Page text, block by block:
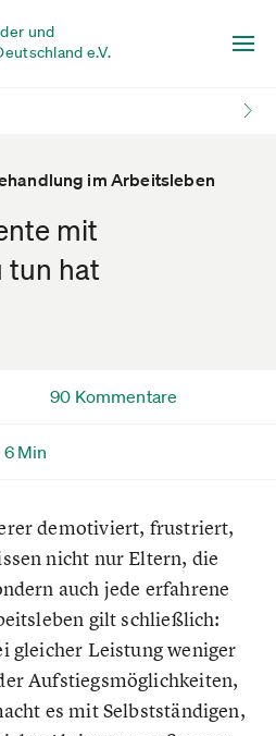
und
e.V.
im Arbeitsleben
mit
tun hat
6 Min
90 Kommentare
demotiviert, frustriert,
nicht nur Eltern, die
auch jede erfahrene
gilt schließlich:
gleicher Leistung weniger
Aufstiegsmöglichkeiten,
es mit Selbstständigen,